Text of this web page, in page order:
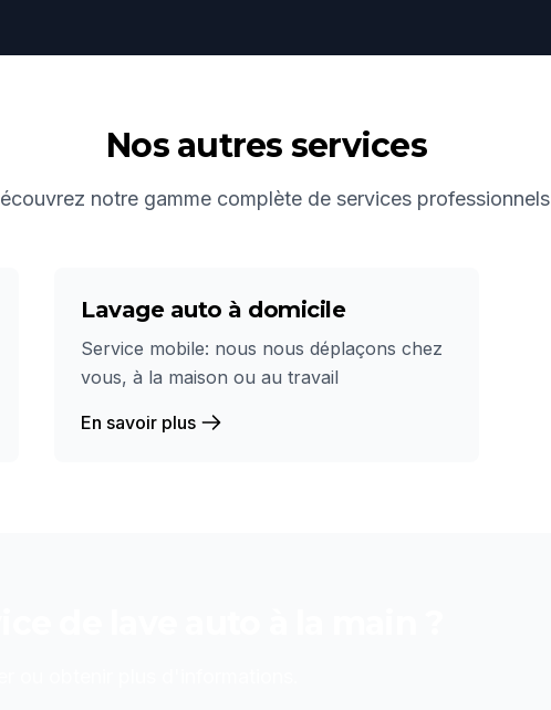
Nos autres services
notre gamme complète de services professionnels
Lavage auto à domicile
Service mobile: nous nous déplaçons chez
vous, à la maison ou au travail
En savoir plus